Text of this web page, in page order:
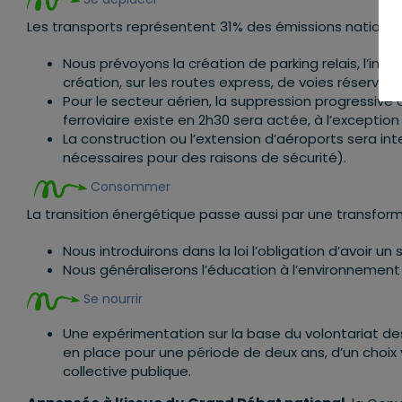
Les transports représentent 31% des émissions
Nous prévoyons la création de parking relais,
création, sur les routes express, de voies
Pour le secteur aérien, la suppression
ferroviaire existe en 2h30 sera actée, à
La construction ou l’extension d’aéroports sera
nécessaires pour des raisons de sécurité).
Consommer
La transition énergétique passe aussi par une
Nous introduirons dans la loi l’obligation d’avoir
Nous généraliserons l’éducation à
Se nourrir
Une expérimentation sur la base du volontariat
en place pour une période de deux ans, d’un
collective publique.